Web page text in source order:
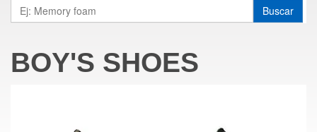
Buscar
BOY'S SHOES